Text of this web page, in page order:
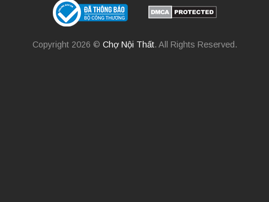
Copyright 2026 © Chợ Nội Thất. All Rights Reserved.